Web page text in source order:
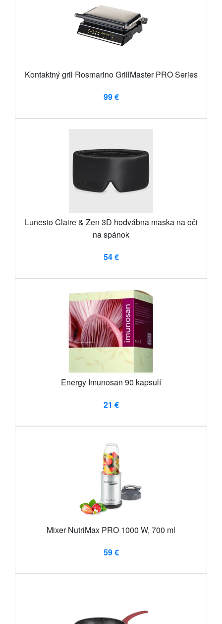
Kontaktný gril Rosmarino GrillMaster PRO Series
99 €
Lunesto Claire & Zen 3D hodvábna maska ​​na oči
na spánok
54 €
Energy Imunosan 90 kapsulí
21 €
Mixer NutriMax PRO 1000 W, 700 ml
59 €